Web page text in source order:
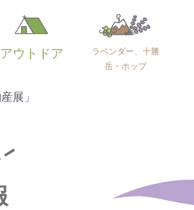
アウトドア
ラベンダー、十勝
岳・ホップ
展」